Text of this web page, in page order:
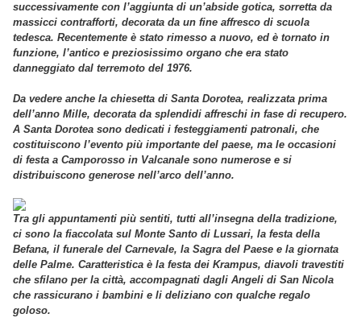
successivamente con l’aggiunta di un’abside gotica, sorretta da
massicci contrafforti, decorata da un fine affresco di scuola
tedesca. Recentemente è stato rimesso a nuovo, ed è tornato in
funzione, l’antico e preziosissimo organo che era stato
danneggiato dal terremoto del 1976.
Da vedere anche la chiesetta di Santa Dorotea, realizzata prima
dell’anno Mille, decorata da splendidi affreschi in fase di recupero.
A Santa Dorotea sono dedicati i festeggiamenti patronali, che
costituiscono l’evento più importante del paese, ma le occasioni
di festa a Camporosso in Valcanale sono numerose e si
distribuiscono generose nell’arco dell’anno.
Tra gli appuntamenti più sentiti, tutti all’insegna della tradizione,
ci sono la fiaccolata sul Monte Santo di Lussari, la festa della
Befana, il funerale del Carnevale, la Sagra del Paese e la giornata
delle Palme. Caratteristica è la festa dei Krampus, diavoli travestiti
che sfilano per la città, accompagnati dagli Angeli di San Nicola
che rassicurano i bambini e li deliziano con qualche regalo
goloso.